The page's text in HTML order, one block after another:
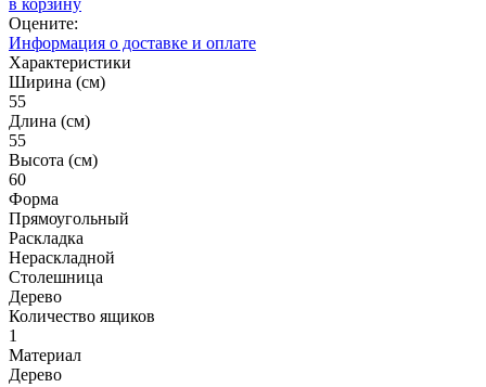
Оцените:
Информация о доставке и оплате
Характеристики
Ширина (см)
55
Длина (см)
55
Высота (см)
60
Форма
Прямоугольный
Раскладка
Нераскладной
Столешница
Дерево
Количество ящиков
1
Материал
Дерево